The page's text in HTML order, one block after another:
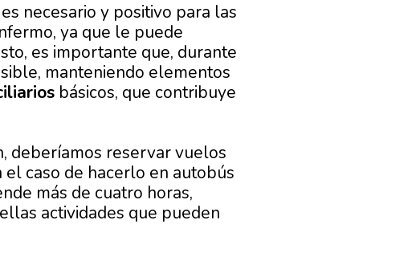
necesario y positivo para las
ya que le puede
es importante que, durante
manteniendo elementos
básicos, que contribuye
deberíamos reservar vuelos
caso de hacerlo en autobús
más de cuatro horas,
actividades que pueden